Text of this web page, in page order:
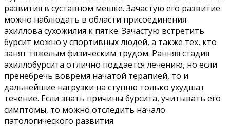
развития в суставном мешке. Зачастую его развитие
можно наблюдать в области присоединения
ахиллова сухожилия к пятке. Зачастую встретить
бурсит можно у спортивных людей, а также тех, кто
занят тяжелым физическим трудом. Ранняя стадия
ахиллобурсита отлично поддается лечению, но если
пренебречь вовремя начатой терапией, то и
дальнейшие нагрузки на ступню только ухудшат
течение. Если знать причины бурсита, учитывать его
симптомы, то можно отследить начало
патологического развития.